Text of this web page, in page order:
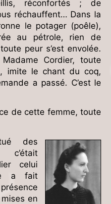
réconfortés ; de
réchauffent… Dans la
le potager (poêle),
au pétrole, rien de
peur s’est envolée.
Cordier, toute
imite le chant du coq,
a passé. C’est le
de cette femme, toute
des
celui
a fait
en